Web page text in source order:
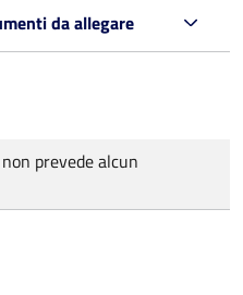
da allegare
prevede alcun